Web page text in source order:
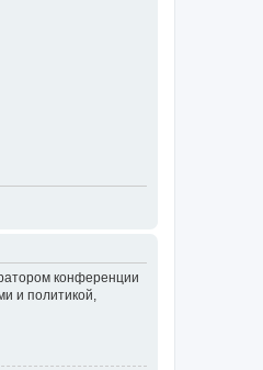
конференции
и политикой,